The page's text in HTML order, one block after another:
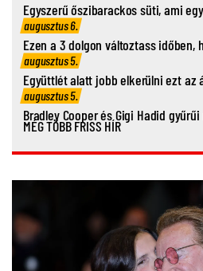
Egyszerű őszibarackos süti, ami
augusztus 6.
Ezen a 3 dolgon változtass időben,
augusztus 5.
Együttlét alatt jobb elkerülni ezt az
augusztus 5.
Bradley Cooper és Gigi Hadid
MÉG TÖBB FRISS HÍR